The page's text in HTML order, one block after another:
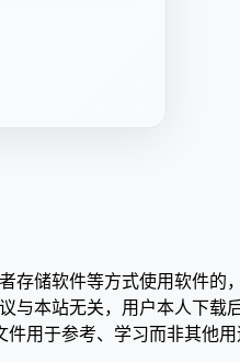
储软件等方式使用软件的
与本站无关，用户本人下载
用于参考、学习而非其他